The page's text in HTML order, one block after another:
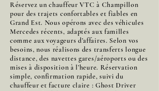
Réservez un chauffeur VTC à Champillon
pour des trajets confortables et fiables en
Grand Est. Nous opérons avec des véhicules
Mercedes récents, adaptés aux familles
comme aux voyageurs d’affaires. Selon vos
besoins, nous réalisons des transferts longue
distance, des navettes gares/aéroports ou des
mises à disposition à l’heure. Réservation
simple, confirmation rapide, suivi du
chauffeur et facture claire : Ghost Driver